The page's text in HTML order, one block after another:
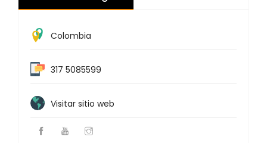
Colombia
317 5085599
Visitar sitio web